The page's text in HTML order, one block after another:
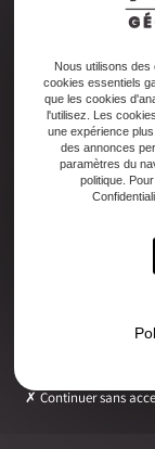
2ter
05 56
Email
Lundi
Nous utilisons
cookies essentiels
que les cookies
l'utilisez. Les
une expérience
des annonces
paramètres du
politique.
Continuer sans